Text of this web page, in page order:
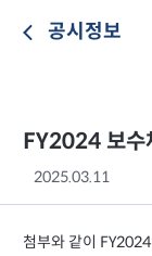
공시정보
FY2024 보수
2025.03.11
첨부와 같이